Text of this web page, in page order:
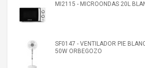
MI2115 - MICROONDAS 20L
SF0147 - VENTILADOR PIE
50W ORBEGOZO